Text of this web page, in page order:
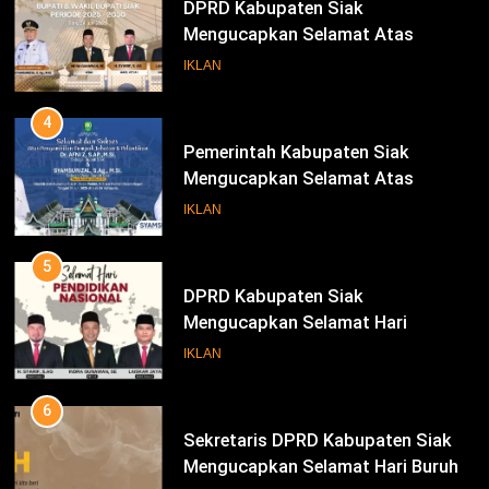
DPRD Kabupaten Siak
Mengucapkan Selamat Atas
Pengambilan Sumpah Jabatan
IKLAN
4
Pemerintah Kabupaten Siak
Mengucapkan Selamat Atas
Pengambilan Sumpah Jabatan
IKLAN
5
DPRD Kabupaten Siak
Mengucapkan Selamat Hari
Pendidikan Nasional
IKLAN
6
Sekretaris DPRD Kabupaten Siak
Mengucapkan Selamat Hari Buruh